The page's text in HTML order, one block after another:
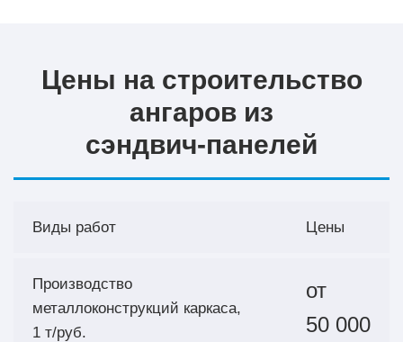
Цены на строительство
ангаров из
сэндвич‑панелей
Виды работ Цены
Производство
металлоконструкций каркаса,
1 т/руб.
от
50 000